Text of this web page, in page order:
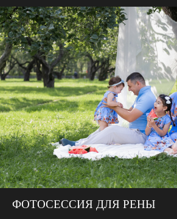
ФОТОСЕССИЯ ДЛЯ РЕНЫ